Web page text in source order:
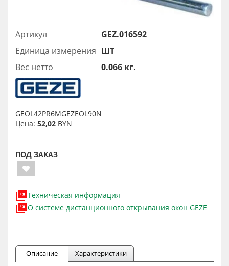
Артикул
GEZ.016592
Единица измерения ШТ
Вес нетто
0.066 кг.
GEOL42PR6MGEZEOL90N
Цена: 52,02 BYN
ПОД ЗАКАЗ
Техническая информация
О системе дистанционного открывания окон GEZE
Описание Характеристики